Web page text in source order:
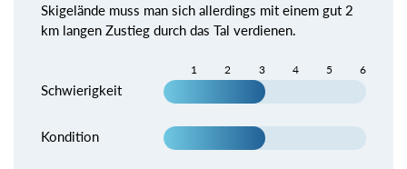
Skigelände muss man sich allerdings mit einem gut 2
km langen Zustieg durch das Tal verdienen.
1 2 3 4 5 6
Schwierigkeit
Kondition